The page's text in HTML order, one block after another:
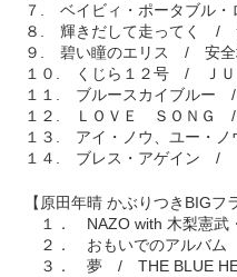
７. ベイビィ・ポータブル
８. 輝きだして走ってく /
９. 碧い瞳のエリス / 安全
１０. くじら１２号 / Ｊ
１１. ブルースカイブルー
１２. ＬＯＶＥ ＳＯＮＧ /
１３. アイ・ノウ、ユー・
１４. ブレス・アゲイン /
【原田年晴 かぶりつきBIGフ
１． NAZO with 木梨憲
２． おもいでのアルバ
３． 夢 / THE BLUE